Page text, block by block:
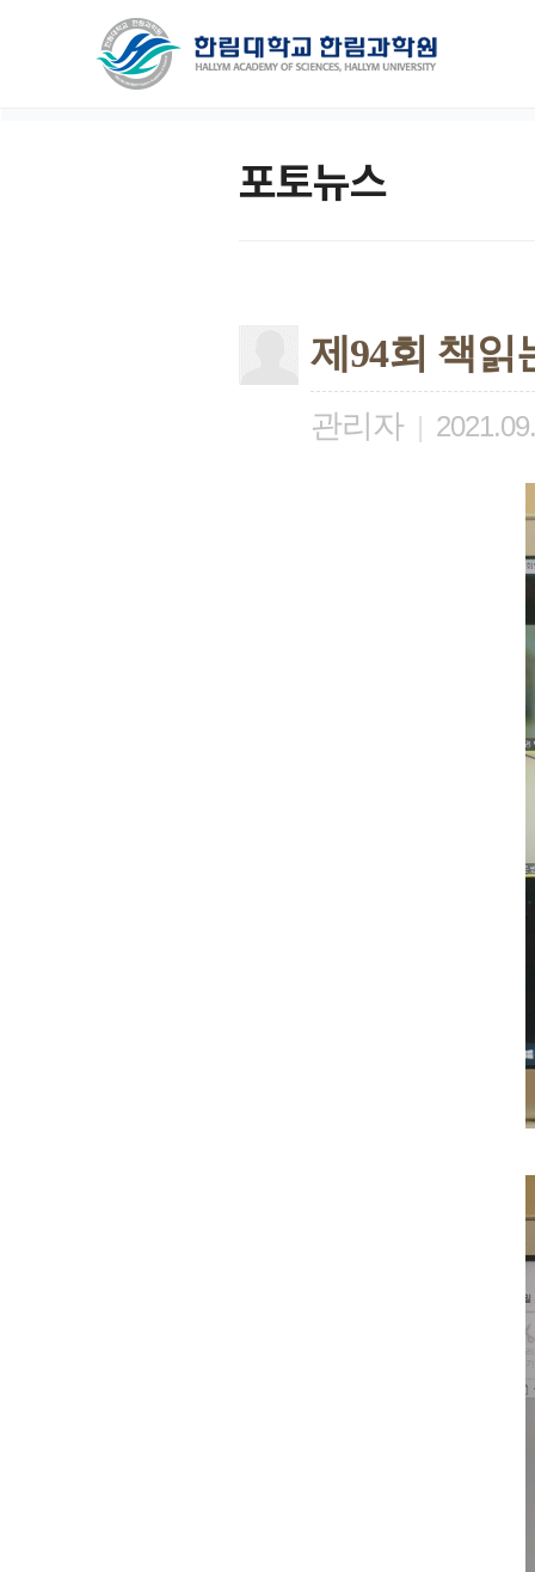
포토뉴스
제94회 책읽
관리자 |